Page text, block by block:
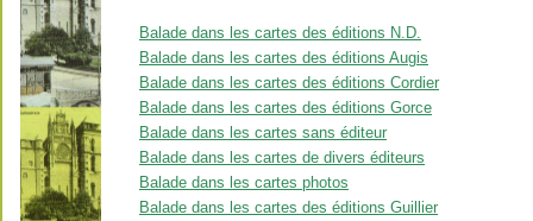
Balade dans les cartes des éditions N.D.
Balade dans les cartes des éditions Augis
Balade dans les cartes des éditions Cordier
Balade dans les cartes des éditions Gorce
Balade dans les cartes sans éditeur
Balade dans les cartes de divers éditeurs
Balade dans les cartes photos
Balade dans les cartes des éditions Guillier